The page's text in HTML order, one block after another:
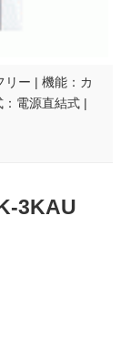
リー | 機能：カ
電源直結式 |
3KAU